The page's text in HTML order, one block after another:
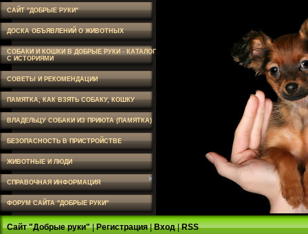
САЙТ "ДОБРЫЕ РУКИ"
ДОСКА ОБЪЯВЛЕНИЙ О ЖИВОТНЫХ
СОБАКИ И КОШКИ В ДОБРЫЕ РУКИ - КАТАЛОГ
С ИСТОРИЯМИ
СОВЕТЫ И РЕКОМЕНДАЦИИ
ПАМЯТКА, КАК ВЗЯТЬ СОБАКУ, КОШКУ
ВЛАДЕЛЬЦУ СОБАКИ ИЗ ПРИЮТА (ПАМЯТКА)
БЕЗОПАСНОСТЬ В ПРИСТРОЙСТВЕ
ЖИВОТНЫЕ И ЛЮДИ
СПРАВОЧНАЯ ИНФОРМАЦИЯ
ФОРУМ САЙТА "ДОБРЫЕ РУКИ"
Сайт "Добрые руки"|Регистрация|Вход|RSS